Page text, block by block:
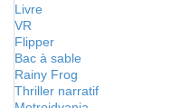
Livre
VR
Flipper
Bac à sable
Rainy Frog
Thriller narratif